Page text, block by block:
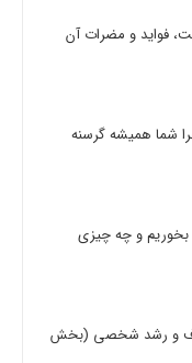
فواید و مضرات آن
شما همیشه گرسنه
و چه چیزی
و رشد شخصی (بخش